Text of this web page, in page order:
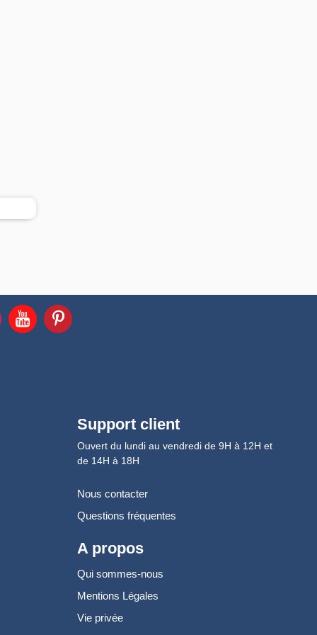
Support client
Ouvert du lundi au vendredi de 9H à 12H et
de 14H à 18H
Nous contacter
Questions fréquentes
A propos
Qui sommes-nous
Mentions Légales
Vie privée